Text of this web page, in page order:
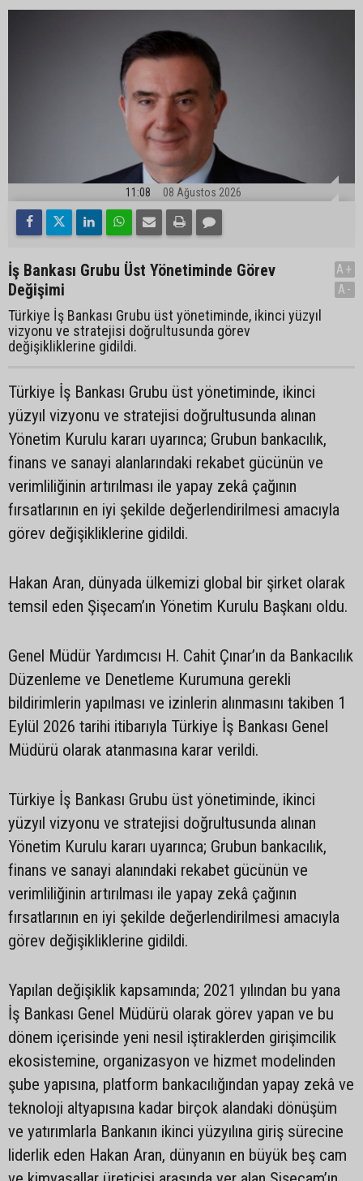
11:08 08 Ağustos 2026
İş Bankası Grubu Üst Yönetiminde Görev
Değişimi
Türkiye İş Bankası Grubu üst yönetiminde, ikinci yüzyıl
vizyonu ve stratejisi doğrultusunda görev
değişikliklerine gidildi.
A+
A-
Türkiye İş Bankası Grubu üst yönetiminde, ikinci
yüzyıl vizyonu ve stratejisi doğrultusunda alınan
Yönetim Kurulu kararı uyarınca; Grubun bankacılık,
finans ve sanayi alanlarındaki rekabet gücünün ve
verimliliğinin artırılması ile yapay zekâ çağının
fırsatlarının en iyi şekilde değerlendirilmesi amacıyla
görev değişikliklerine gidildi.
Hakan Aran, dünyada ülkemizi global bir şirket olarak
temsil eden Şişecam’ın Yönetim Kurulu Başkanı oldu.
Genel Müdür Yardımcısı H. Cahit Çınar’ın da Bankacılık
Düzenleme ve Denetleme Kurumuna gerekli
bildirimlerin yapılması ve izinlerin alınmasını takiben 1
Eylül 2026 tarihi itibarıyla Türkiye İş Bankası Genel
Müdürü olarak atanmasına karar verildi.
Türkiye İş Bankası Grubu üst yönetiminde, ikinci
yüzyıl vizyonu ve stratejisi doğrultusunda alınan
Yönetim Kurulu kararı uyarınca; Grubun bankacılık,
finans ve sanayi alanındaki rekabet gücünün ve
verimliliğinin artırılması ile yapay zekâ çağının
fırsatlarının en iyi şekilde değerlendirilmesi amacıyla
görev değişikliklerine gidildi.
Yapılan değişiklik kapsamında; 2021 yılından bu yana
İş Bankası Genel Müdürü olarak görev yapan ve bu
dönem içerisinde yeni nesil iştiraklerden girişimcilik
ekosistemine, organizasyon ve hizmet modelinden
şube yapısına, platform bankacılığından yapay zekâ ve
teknoloji altyapısına kadar birçok alandaki dönüşüm
ve yatırımlarla Bankanın ikinci yüzyılına giriş sürecine
liderlik eden Hakan Aran, dünyanın en büyük beş cam